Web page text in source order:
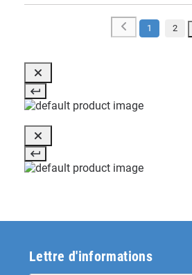
1 2
Lettre d'informations